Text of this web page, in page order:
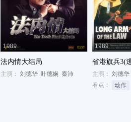
1989
法内情大结局
主演： 刘德华 叶德娴 秦沛
1989
省港旗兵3(
主演： 刘德华
看点：
动作